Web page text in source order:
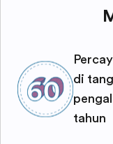
di
tahun